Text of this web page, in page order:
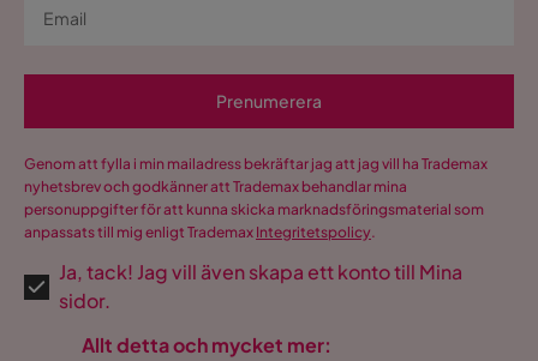
Prenumerera
Genom att fylla i min mailadress bekräftar jag att jag vill ha Trademax
nyhetsbrev och godkänner att Trademax behandlar mina
personuppgifter för att kunna skicka marknadsföringsmaterial som
anpassats till mig enligt Trademax Integritetspolicy.
Ja, tack! Jag vill även skapa ett konto till Mina
sidor.
Allt detta och mycket mer: